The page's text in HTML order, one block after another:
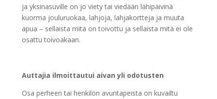
ja yksinasuville on jo viety tai viedään lähipäivinä
kuorma jouluruokaa, lahjoja, lahjakortteja ja muuta
apua – sellaista mitä on toivottu ja sellaista mitä ei ole
osattu toivoakaan.
Auttajia ilmoittautui aivan yli odotusten
Osa perheen tai henkilön avuntapeista on kuvailtu